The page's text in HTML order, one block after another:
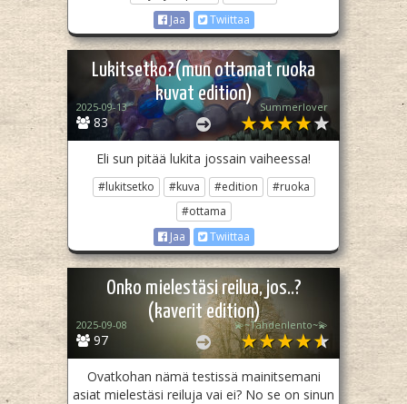
Jaa
Twiittaa
Lukitsetko?(mun ottamat ruoka
kuvat edition)
83
2025-09-13 Summerlover
Eli sun pitää lukita jossain vaiheessa!
#lukitsetko #kuva #edition
#ruoka
#ottama
Jaa
Twiittaa
Onko mielestäsi reilua, jos..?
(kaverit edition)
97
2025-09-08 💫~Tähdenlento~💫
Ovatkohan nämä testissä mainitsemani
asiat mielestäsi reiluja vai ei? No se on sinun